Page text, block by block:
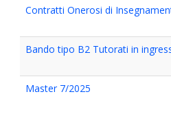
Contratti Onerosi di
Bando tipo B2 Tutorati in
Master 7/2025